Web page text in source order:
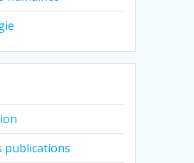
publications